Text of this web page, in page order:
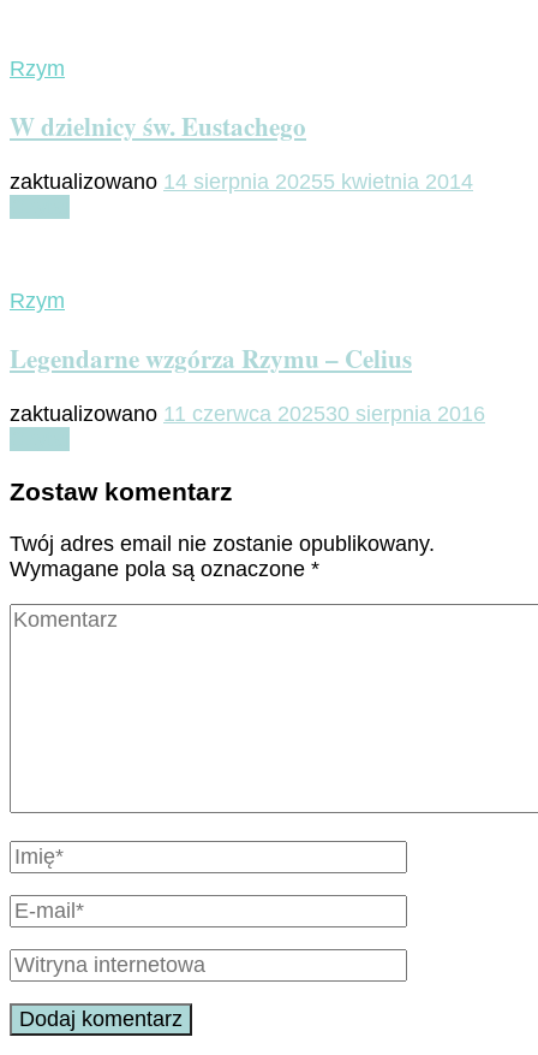
Rzym
W dzielnicy św. Eustachego
zaktualizowano 14 sierpnia 20255 kwietnia 2014
Rzym
Legendarne wzgórza Rzymu – Celius
zaktualizowano 11 czerwca 202530 sierpnia 2016
Zostaw komentarz
Twój adres email nie zostanie opublikowany.
Wymagane pola są oznaczone *